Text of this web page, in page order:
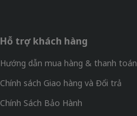
Hỗ trợ khách hàng
Hướng dẫn mua hàng & thanh toán
Chính sách Giao hàng và Đổi trả
Chính Sách Bảo Hành